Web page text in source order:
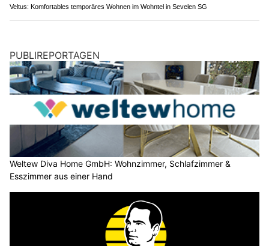
Veltus: Komfortables temporäres Wohnen im Wohntel in Sevelen SG
PUBLIREPORTAGEN
Weltew Diva Home GmbH: Wohnzimmer, Schlafzimmer &
Esszimmer aus einer Hand